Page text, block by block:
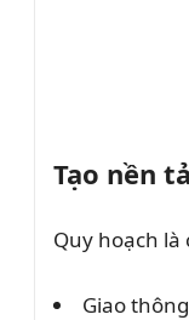
Tạo nền
Quy hoạch là
Giao